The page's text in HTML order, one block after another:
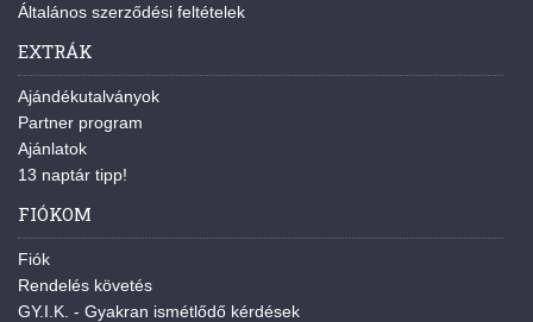
Általános szerződési feltételek
EXTRÁK
Ajándékutalványok
Partner program
Ajánlatok
13 naptár tipp!
FIÓKOM
Fiók
Rendelés követés
GY.I.K. - Gyakran ismétlődő kérdések